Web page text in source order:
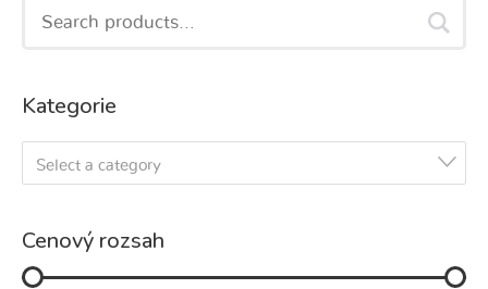
Search
Kategorie
Select a category
Cenový rozsah